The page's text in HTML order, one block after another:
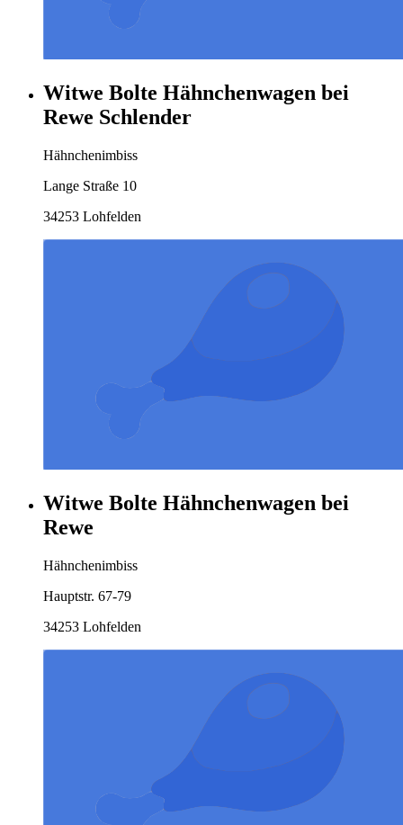
Witwe Bolte Hähnchenwagen bei
Rewe Schlender
Hähnchenimbiss
Lange Straße 10
34253 Lohfelden
Witwe Bolte Hähnchenwagen bei
Rewe
Hähnchenimbiss
Hauptstr. 67-79
34253 Lohfelden